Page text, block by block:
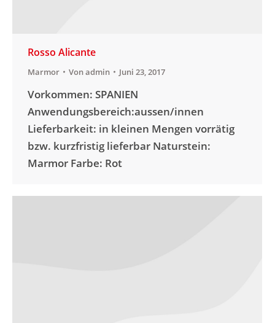
Rosso Alicante
Marmor Vonadmin Juni 23, 2017
Vorkommen: SPANIEN
Anwendungsbereich:aussen/innen
Lieferbarkeit: in kleinen Mengen vorrätig
bzw. kurzfristig lieferbar Naturstein:
Marmor Farbe: Rot